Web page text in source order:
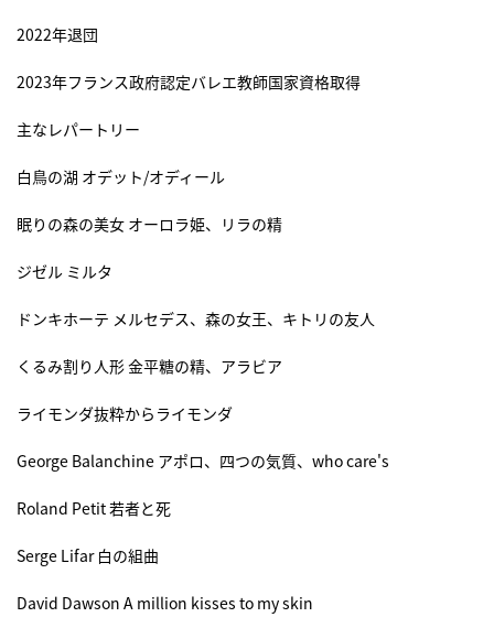
2022年退団
2023年フランス政府認定バレエ教師国家資格取得
主なレパートリー
白鳥の湖 オデット/オディール
眠りの森の美女 オーロラ姫、リラの精
ジゼル ミルタ
ドンキホーテ メルセデス、森の女王、キトリの友人
くるみ割り人形 金平糖の精、アラビア
ライモンダ抜粋からライモンダ
George Balanchine アポロ、四つの気質、who care's
Roland Petit 若者と死
Serge Lifar 白の組曲
David Dawson A million kisses to my skin